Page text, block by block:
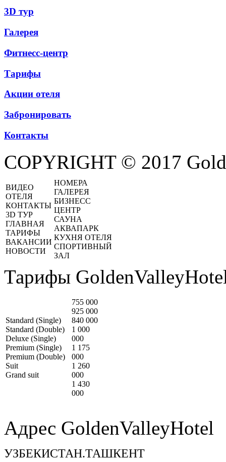
3D тур
Галерея
Фитнесс-центр
Тарифы
Акции отеля
Забронировать
Контакты
COPYRIGHT © 2017
ВИДЕО
ОТЕЛЯ
КОНТАКТЫ
3D ТУР
ГЛАВНАЯ
ТАРИФЫ
ВАКАНСИИ
НОВОСТИ
НОМЕРА
ГАЛЕРЕЯ
БИЗНЕСС
ЦЕНТР
САУНА
АКВАПАРК
КУХНЯ ОТЕЛЯ
СПОРТИВНЫЙ
ЗАЛ
Тарифы
Standard (Single)
Standard (Double)
Deluxe (Single)
Premium (Single)
Premium (Double)
Suit
Grand suit
755 000
925 000
840 000
1 000
000
1 175
000
1 260
000
1 430
000
Адрес GoldenValleyHotel
УЗБЕКИСТАН.ТАШКЕНТ